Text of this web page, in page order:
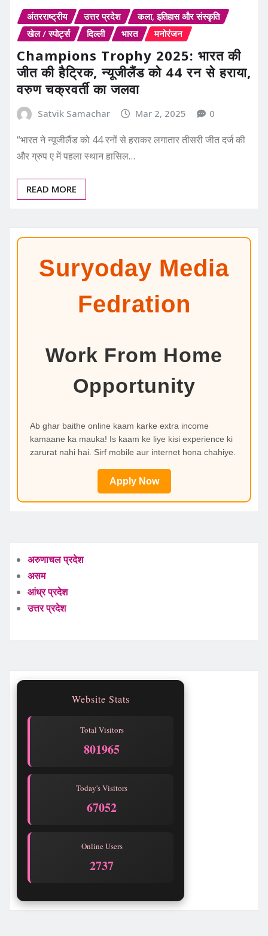
अंतरराष्ट्रीय उत्तर प्रदेश
कला, इतिहास और संस्कृति
खेल / स्पोर्ट्स
दिल्ली भारत मनोरंजन
Champions Trophy 2025: भारत की
जीत की हैट्रिक, न्यूजीलैंड को 44 रन से हराया,
वरुण चक्रवर्ती का जलवा
Satvik Samachar Mar 2, 2025 0
“भारत ने न्यूजीलैंड को 44 रनों से हराकर लगातार तीसरी जीत दर्ज की
और ग्रुप ए में पहला स्थान हासिल…
READ MORE
Suryoday Media
Fedration
Work From Home
Opportunity
Ab ghar baithe online kaam karke extra income
kamaane ka mauka! Is kaam ke liye kisi experience ki
zarurat nahi hai. Sirf mobile aur internet hona chahiye.
Apply Now
अरुणाचल प्रदेश
असम
आंध्र प्रदेश
उत्तर प्रदेश
Website Stats
Total Visitors
801967
Today's Visitors
67054
Online Users
2737